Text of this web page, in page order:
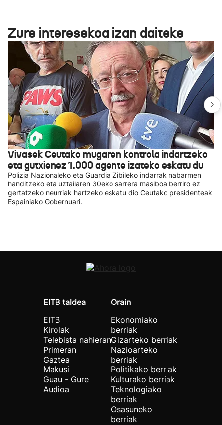
Zure interesekoa izan daiteke
Vivasek Ceutako mugaren kontrola indartzeko
eta gutxienez 1.000 agente izateko eskatu du
Polizia Nazionaleko eta Guardia Zibileko indarrak nabarmen
handitzeko eta uztailaren 30eko sarrera masiboa berriro ez
gertatzeko neurriak hartzeko eskatu dio Ceutako presidenteak
Espainiako Gobernuari.
EITB taldea
EITB
Kirolak
Telebista nahieran
Primeran
Gaztea
Makusi
Guau - Gure
Audioa
Orain
Ekonomiako
berriak
Gizarteko berriak
Nazioarteko
berriak
Politikako berriak
Kulturako berriak
Teknologiako
berriak
Osasuneko
berriak